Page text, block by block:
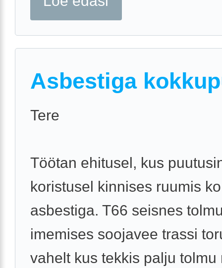
Asbestiga
Tere
Töötan ehitusel, kus
koristusel kinnises ruumis
asbestiga. T66 seisnes
imemises soojavee trassi
vahelt kus tekkis palju tolmu